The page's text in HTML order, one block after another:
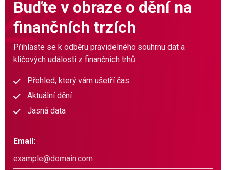
Buďte v obraze o dění na
finančních trzích
Přihlaste se k odběru pravidelného souhrnu dat a
klíčových událostí z finančních trhů.
Přehled, který vám ušetří čas
Aktuální dění
Jasná data
Email: